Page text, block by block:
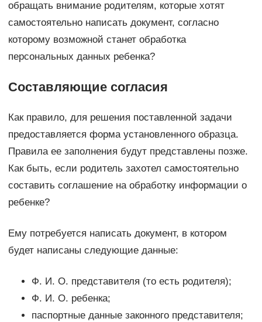
обращать внимание родителям, которые хотят
самостоятельно написать документ, согласно
которому возможной станет обработка
персональных данных ребенка?
Составляющие согласия
Как правило, для решения поставленной задачи
предоставляется форма установленного образца.
Правила ее заполнения будут представлены позже.
Как быть, если родитель захотел самостоятельно
составить соглашение на обработку информации о
ребенке?
Ему потребуется написать документ, в котором
будет написаны следующие данные:
Ф. И. О. представителя (то есть родителя);
Ф. И. О. ребенка;
паспортные данные законного представителя;